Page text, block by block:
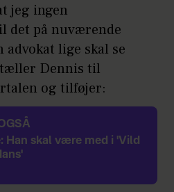
jeg ingen
det på nuværende
lige skal se
Dennis til
og tilføjer:
Han skal være med i 'Vild